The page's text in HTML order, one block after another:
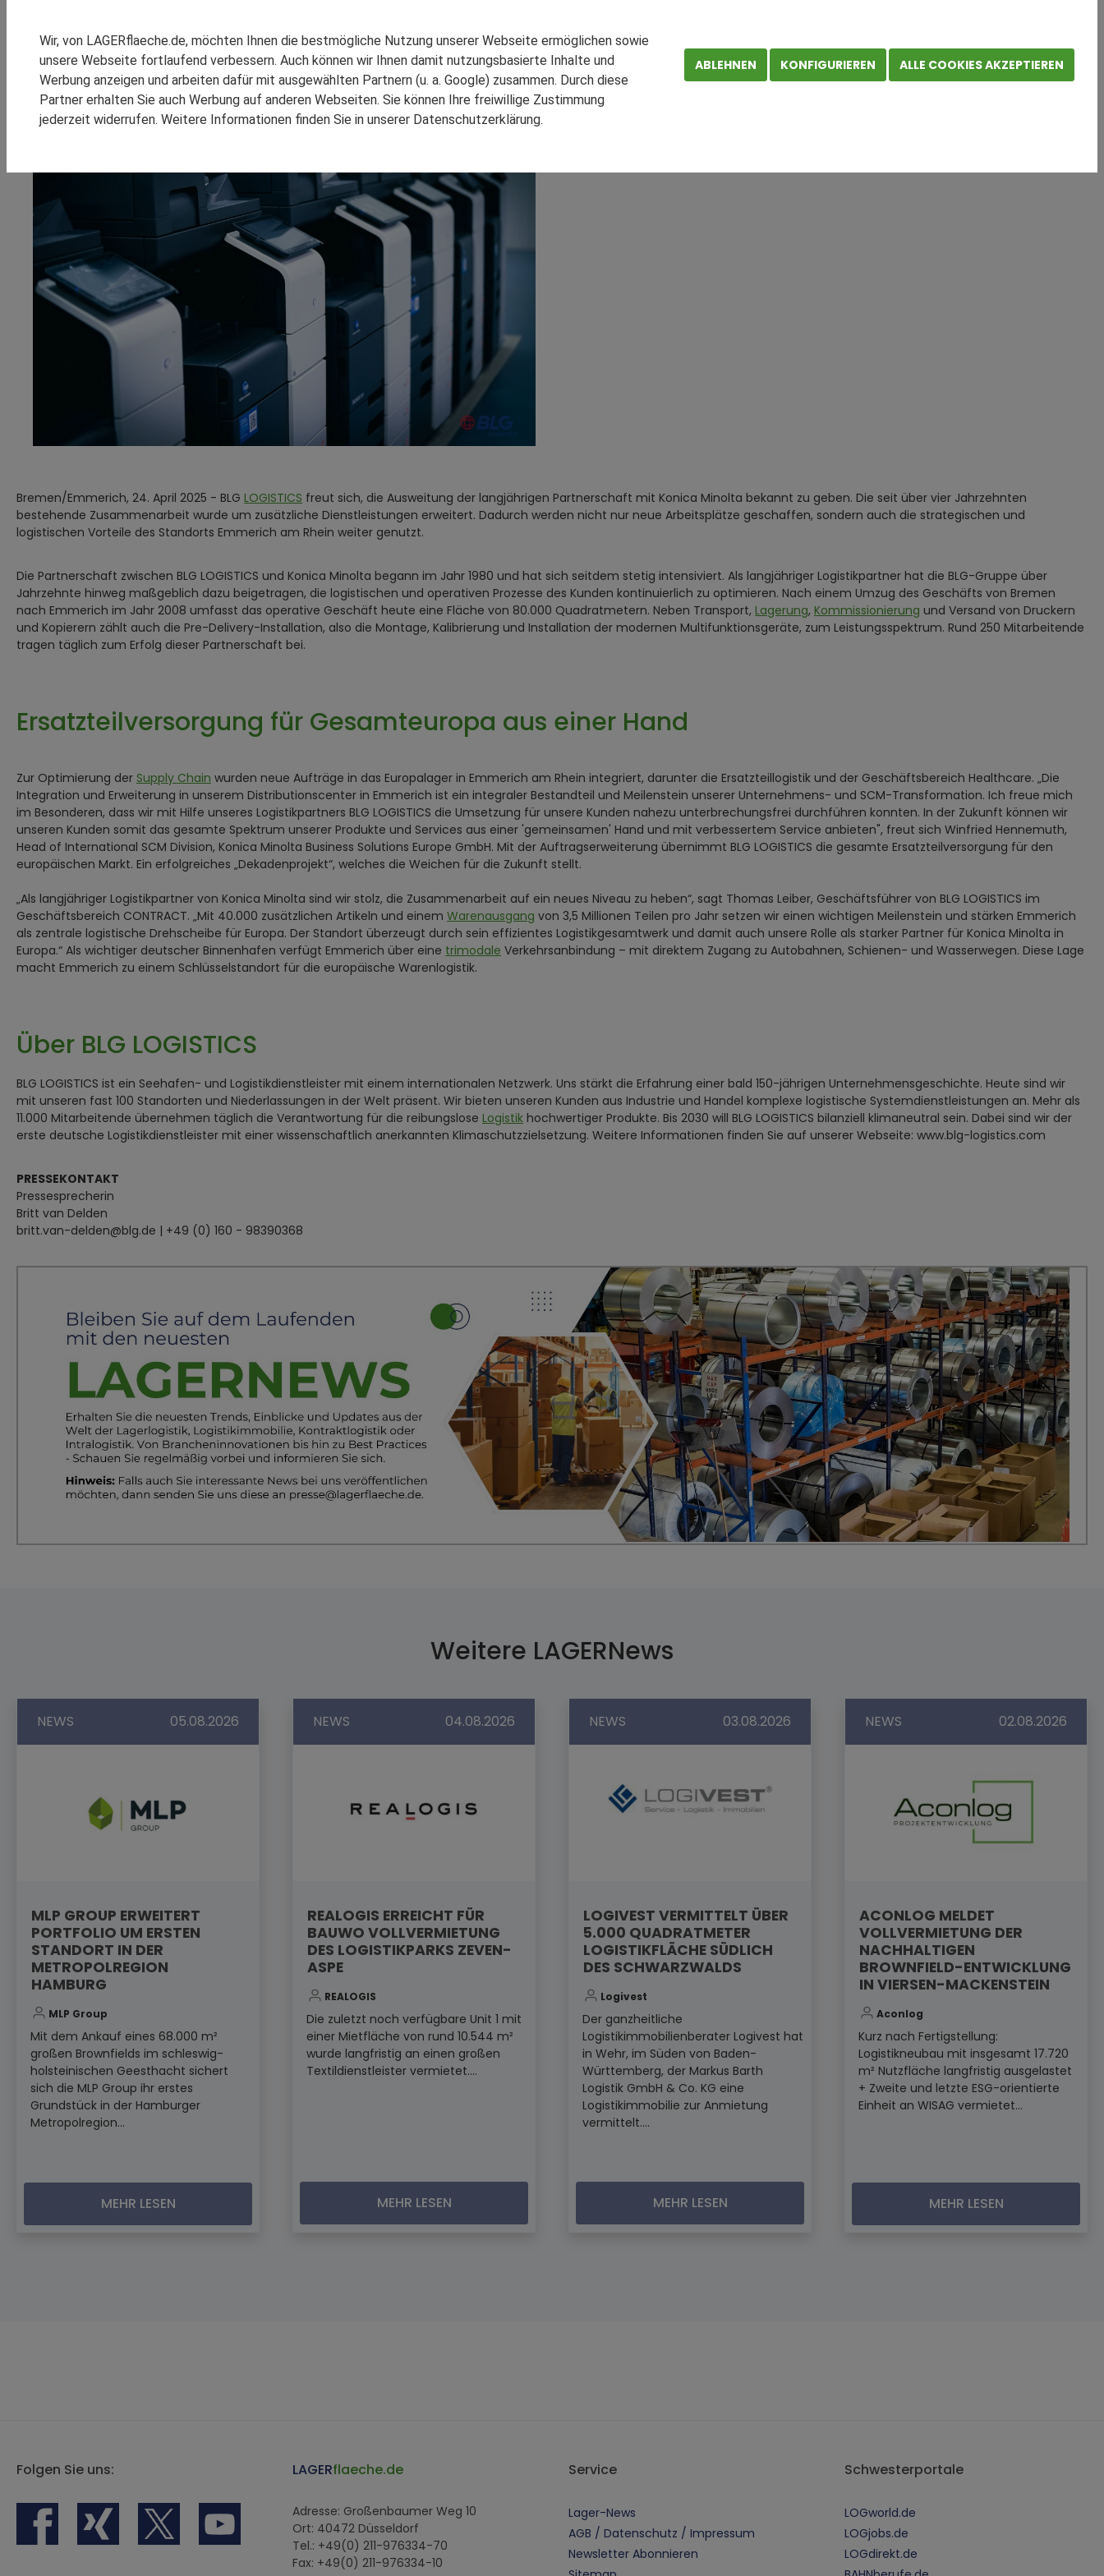
SCHOMBURG GMBH
SM LOGISTIC
KOOPERATIONEN REFERENZEN
BLG und Konica Minolta verstärken Zusammenarbeit
Bremen/Emmerich, 24. April 2025 - BLG LOGISTICS freut sich, die Ausweitung der langjährigen Partnerschaft mit Konica Minolta bekannt zu geben. Die seit über vier Jahrzehnten
bestehende Zusammenarbeit wurde um zusätzliche Dienstleistungen erweitert. Dadurch werden nicht nur neue Arbeitsplätze geschaffen, sondern auch die strategischen und
logistischen Vorteile des Standorts Emmerich am Rhein weiter genutzt.
Die Partnerschaft zwischen BLG LOGISTICS und Konica Minolta begann im Jahr 1980 und hat sich seitdem stetig intensiviert. Als langjähriger Logistikpartner hat die BLG-Gruppe über
Jahrzehnte hinweg maßgeblich dazu beigetragen, die logistischen und operativen Prozesse des Kunden kontinuierlich zu optimieren. Nach einem Umzug des Geschäfts von Bremen
nach Emmerich im Jahr 2008 umfasst das operative Geschäft heute eine Fläche von 80.000 Quadratmetern. Neben Transport, Lagerung, Kommissionierung und Versand von Druckern
und Kopierern zählt auch die Pre-Delivery-Installation, also die Montage, Kalibrierung und Installation der modernen Multifunktionsgeräte, zum Leistungsspektrum. Rund 250 Mitarbeitende
tragen täglich zum Erfolg dieser Partnerschaft bei.
Ersatzteilversorgung für Gesamteuropa aus einer Hand
Zur Optimierung der Supply Chain wurden neue Aufträge in das Europalager in Emmerich am Rhein integriert, darunter die Ersatzteillogistik und der Geschäftsbereich Healthcare. „Die
Integration und Erweiterung in unserem Distributionscenter in Emmerich ist ein integraler Bestandteil und Meilenstein unserer Unternehmens- und SCM-Transformation. Ich freue mich
im Besonderen, dass wir mit Hilfe unseres Logistikpartners BLG LOGISTICS die Umsetzung für unsere Kunden nahezu unterbrechungsfrei durchführen konnten. In der Zukunft können wir
unseren Kunden somit das gesamte Spektrum unserer Produkte und Services aus einer 'gemeinsamen' Hand und mit verbessertem Service anbieten", freut sich Winfried Hennemuth,
Head of International SCM Division, Konica Minolta Business Solutions Europe GmbH. Mit der Auftragserweiterung übernimmt BLG LOGISTICS die gesamte Ersatzteilversorgung für den
europäischen Markt. Ein erfolgreiches „Dekadenprojekt“, welches die Weichen für die Zukunft stellt.
„Als langjähriger Logistikpartner von Konica Minolta sind wir stolz, die Zusammenarbeit auf ein neues Niveau zu heben“, sagt Thomas Leiber, Geschäftsführer von BLG LOGISTICS im
Geschäftsbereich CONTRACT. „Mit 40.000 zusätzlichen Artikeln und einem Warenausgang von 3,5 Millionen Teilen pro Jahr setzen wir einen wichtigen Meilenstein und stärken Emmerich
als zentrale logistische Drehscheibe für Europa. Der Standort überzeugt durch sein effizientes Logistikgesamtwerk und damit auch unsere Rolle als starker Partner für Konica Minolta in
Europa.“ Als wichtiger deutscher Binnenhafen verfügt Emmerich über eine trimodale Verkehrsanbindung – mit direktem Zugang zu Autobahnen, Schienen- und Wasserwegen. Diese Lage
macht Emmerich zu einem Schlüsselstandort für die europäische Warenlogistik.
Über BLG LOGISTICS
BLG LOGISTICS ist ein Seehafen- und Logistikdienstleister mit einem internationalen Netzwerk. Uns stärkt die Erfahrung einer bald 150-jährigen Unternehmensgeschichte. Heute sind wir
mit unseren fast 100 Standorten und Niederlassungen in der Welt präsent. Wir bieten unseren Kunden aus Industrie und Handel komplexe logistische Systemdienstleistungen an. Mehr als
11.000 Mitarbeitende übernehmen täglich die Verantwortung für die reibungslose Logistik hochwertiger Produkte. Bis 2030 will BLG LOGISTICS bilanziell klimaneutral sein. Dabei sind wir der
erste deutsche Logistikdienstleister mit einer wissenschaftlich anerkannten Klimaschutzzielsetzung. Weitere Informationen finden Sie auf unserer Webseite: www.blg-logistics.com
PRESSEKONTAKT
Pressesprecherin
Britt van Delden
britt.van-delden@blg.de | +49 (0) 160 - 98390368
Weitere LAGERNews
NEWS 05.08.2026
MLP GROUP ERWEITERT
PORTFOLIO UM ERSTEN
STANDORT IN DER
METROPOLREGION
HAMBURG
MLP Group
Mit dem Ankauf eines 68.000 m²
großen Brownfields im schleswig-
holsteinischen Geesthacht sichert
sich die MLP Group ihr erstes
Grundstück in der Hamburger
Metropolregion...
MEHR LESEN
NEWS 04.08.2026
REALOGIS ERREICHT FÜR
BAUWO VOLLVERMIETUNG
DES LOGISTIKPARKS ZEVEN-
ASPE
REALOGIS
Die zuletzt noch verfügbare Unit 1 mit
einer Mietfläche von rund 10.544 m²
wurde langfristig an einen großen
Textildienstleister vermietet....
MEHR LESEN
NEWS 03.08.2026
LOGIVEST VERMITTELT ÜBER
5.000 QUADRATMETER
LOGISTIKFLÄCHE SÜDLICH
DES SCHWARZWALDS
Logivest
Der ganzheitliche
Logistikimmobilienberater Logivest hat
in Wehr, im Süden von Baden-
Württemberg, der Markus Barth
Logistik GmbH & Co. KG eine
Logistikimmobilie zur Anmietung
vermittelt....
MEHR LESEN
NEWS 02.08.2026
ACONLOG MELDET
VOLLVERMIETUNG DER
NACHHALTIGEN
BROWNFIELD-ENTWICKLUNG
IN VIERSEN-MACKENSTEIN
Aconlog
Kurz nach Fertigstellung:
Logistikneubau mit insgesamt 17.720
m² Nutzfläche langfristig ausgelastet
+ Zweite und letzte ESG-orientierte
Einheit an WISAG vermietet...
MEHR LESEN
Folgen Sie uns: LAGERflaeche.de
Adresse: Großenbaumer Weg 10
Ort: 40472 Düsseldorf
Tel.: +49(0) 211-976334-70
Fax: +49(0) 211-976334-10
Service
Lager-News
AGB / Datenschutz / Impressum
Newsletter Abonnieren
Schwesterportale
LOGworld.de
LOGjobs.de
LOGdirekt.de
Wir, von LAGERflaeche.de, möchten Ihnen die bestmögliche Nutzung unserer Webseite ermöglichen sowie
unsere Webseite fortlaufend verbessern. Auch können wir Ihnen damit nutzungsbasierte Inhalte und
Werbung anzeigen und arbeiten dafür mit ausgewählten Partnern (u. a. Google) zusammen. Durch diese
Partner erhalten Sie auch Werbung auf anderen Webseiten. Sie können Ihre freiwillige Zustimmung
jederzeit widerrufen. Weitere Informationen finden Sie in unserer Datenschutzerklärung.
ABLEHNEN KONFIGURIEREN ALLE COOKIES AKZEPTIEREN